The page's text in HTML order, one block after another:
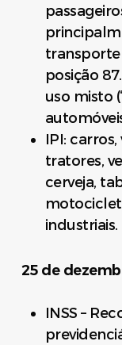
transporte
posição
uso misto
IPI:
tratores,
cerveja,
industriais.
25 de
INSS –